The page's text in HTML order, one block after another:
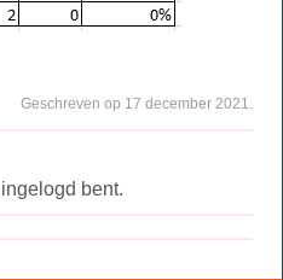
Geschreven op 17 december 2021.
bent.